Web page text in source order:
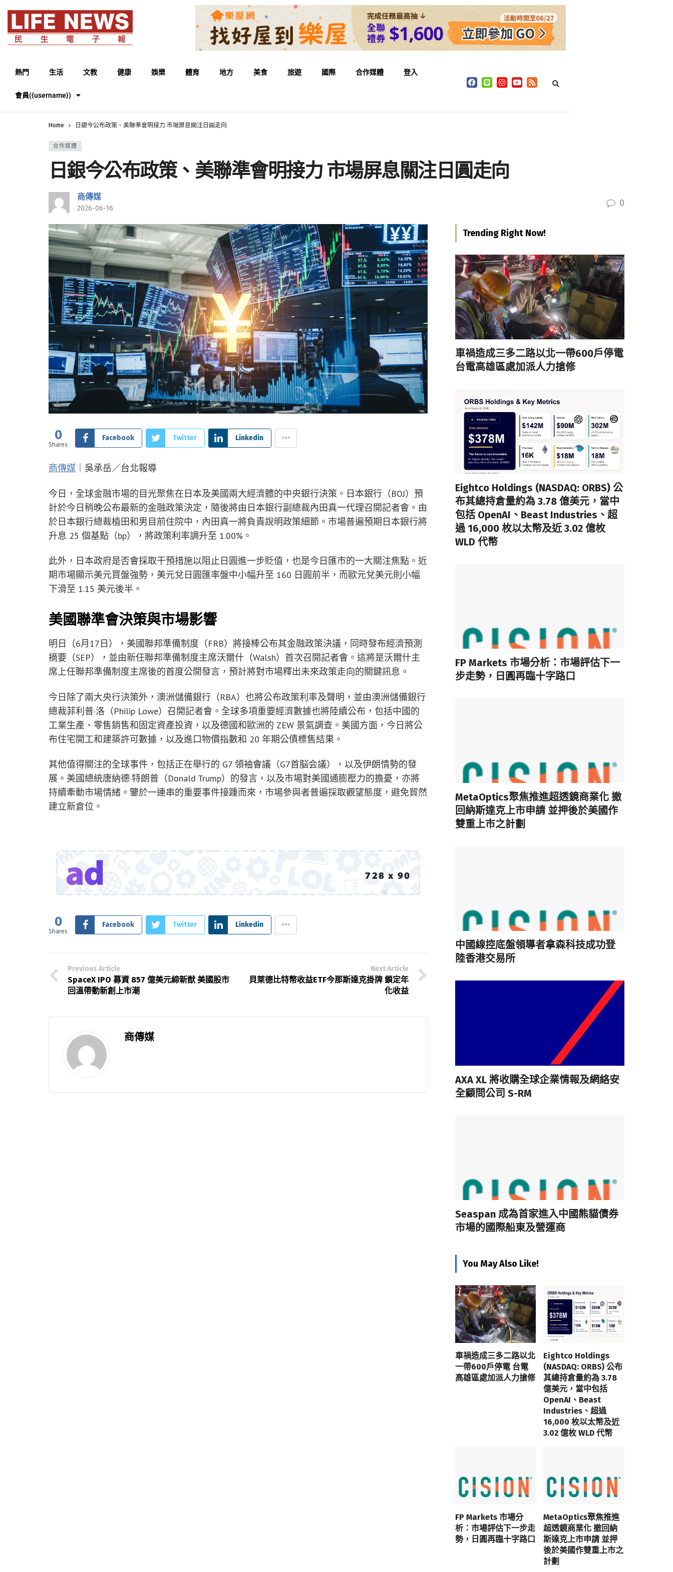
熱門 生活 文教 健康 娛樂 體育 地方 美食 旅遊 國際 合作媒體 登入
會員({username})
Home 日銀今公布政策、美聯準會明接力 市場屏息關注日圓走向
合作媒體
日銀今公布政策、美聯準會明接力 市場屏息關注日圓走向
商傳媒
2026-06-16 0
0
Shares
Facebook Twitter Linkedin
商傳媒 ｜吳承岳／台北報導
今日，全球金融市場的目光聚焦在日本及美國兩大經濟體的中央銀行決策。日本銀行（BOJ）預
計於今日稍晚公布最新的金融政策決定，隨後將由日本銀行副總裁內田真一代理召開記者會。由
於日本銀行總裁植田和男目前住院中，內田真一將負責說明政策細節。市場普遍預期日本銀行將
升息 25 個基點（bp），將政策利率調升至 1.00%。
此外，日本政府是否會採取干預措施以阻止日圓進一步貶值，也是今日匯市的一大關注焦點。近
期市場顯示美元買盤強勢，美元兌日圓匯率盤中小幅升至 160 日圓前半，而歐元兌美元則小幅
下滑至 1.15 美元後半。
美國聯準會決策與市場影響
明日（6月17日），美國聯邦準備制度（FRB）將接棒公布其金融政策決議，同時發布經濟預測
摘要（SEP），並由新任聯邦準備制度主席沃爾什（Walsh）首次召開記者會。這將是沃爾什主
席上任聯邦準備制度主席後的首度公開發言，預計將對市場釋出未來政策走向的關鍵訊息。
今日除了兩大央行決策外，澳洲儲備銀行（RBA）也將公布政策利率及聲明，並由澳洲儲備銀行
總裁菲利普·洛（Philip Lowe）召開記者會。全球多項重要經濟數據也將陸續公布，包括中國的
工業生產、零售銷售和固定資產投資，以及德國和歐洲的 ZEW 景氣調查。美國方面，今日將公
布住宅開工和建築許可數據，以及進口物價指數和 20 年期公債標售結果。
其他值得關注的全球事件，包括正在舉行的 G7 領袖會議（G7首脳会議），以及伊朗情勢的發
展。美國總統唐納德·特朗普（Donald Trump）的發言，以及市場對美國通膨壓力的擔憂，亦將
持續牽動市場情緒。鑒於一連串的重要事件接踵而來，市場參與者普遍採取觀望態度，避免貿然
建立新倉位。
0
Shares
Facebook Twitter Linkedin
Previous Article
SpaceX IPO 募資 857 億美元締新猷 美國股市
回溫帶動新創上市潮
Next Article
貝萊德比特幣收益ETF今那斯達克掛牌 鎖定年
化收益
商傳媒
Trending Right Now!
車禍造成三多二路以北一帶600戶停電
台電高雄區處加派人力搶修
Eightco Holdings (NASDAQ: ORBS) 公
布其總持倉量約為 3.78 億美元，當中
包括 OpenAI、Beast Industries、超
過 16,000 枚以太幣及近 3.02 億枚
WLD 代幣
FP Markets 市場分析：市場評估下一
步走勢，日圓再臨十字路口
MetaOptics聚焦推進超透鏡商業化 撤
回納斯達克上市申請 並押後於美國作
雙重上市之計劃
中國線控底盤領導者拿森科技成功登
陸香港交易所
AXA XL 將收購全球企業情報及網絡安
全顧問公司 S-RM
Seaspan 成為首家進入中國熊貓債券
市場的國際船東及營運商
You May Also Like!
車禍造成三多二路以北
一帶600戶停電 台電
高雄區處加派人力搶修
Eightco Holdings
(NASDAQ: ORBS) 公布
其總持倉量約為 3.78
億美元，當中包括
OpenAI、Beast
Industries、超過
16,000 枚以太幣及近
3.02 億枚 WLD 代幣
FP Markets 市場分
析：市場評估下一步走
勢，日圓再臨十字路口
MetaOptics聚焦推進
超透鏡商業化 撤回納
斯達克上市申請 並押
後於美國作雙重上市之
計劃